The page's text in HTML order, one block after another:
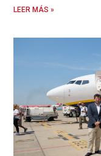
LEER MÁS »